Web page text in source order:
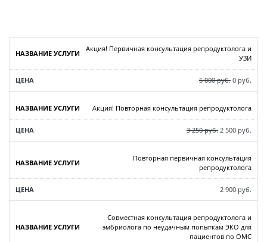
Акция! Первичная консультация репродуктолога и
УЗИ
5 000 руб. 0 руб.
Акция! Повторная консультация репродуктолога
3 250 руб. 2 500 руб.
Повторная первичная консультация
репродуктолога
2 900 руб.
Совместная консультация репродуктолога и
эмбриолога по неудачным попыткам ЭКО для
пациентов по ОМС